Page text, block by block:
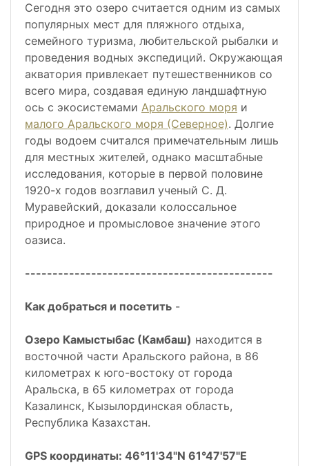
Сегодня это озеро считается одним из самых
популярных мест для пляжного отдыха,
семейного туризма, любительской рыбалки и
проведения водных экспедиций. Окружающая
акватория привлекает путешественников со
всего мира, создавая единую ландшафтную
ось с экосистемами Аральского моря и
малого Аральского моря (Северное). Долгие
годы водоем считался примечательным лишь
для местных жителей, однако масштабные
исследования, которые в первой половине
1920-х годов возглавил ученый С. Д.
Муравейский, доказали колоссальное
природное и промысловое значение этого
оазиса.
---------------------------------------------
Как добраться и посетить -
Озеро Камыстыбас (Камбаш) находится в
восточной части Аральского района, в 86
километрах к юго-востоку от города
Аральска, в 65 километрах от города
Казалинск, Кызылординская область,
Республика Казахстан.
GPS координаты: 46°11'34"N 61°47'57"E